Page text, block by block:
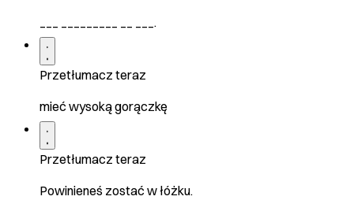
___ _________ __ ___.
Przetłumacz teraz
mieć wysoką gorączkę
Przetłumacz teraz
Powinieneś zostać w łóżku.